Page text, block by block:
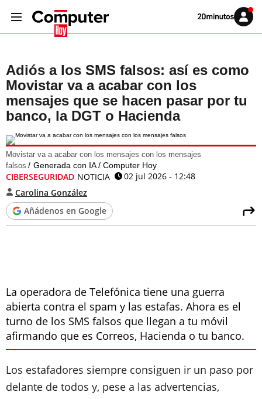
Volver
Iniciar
sesión
Adiós a los SMS falsos: así es como
Movistar va a acabar con los
mensajes que se hacen pasar por tu
banco, la DGT o Hacienda
Movistar va a acabar con los mensajes con los mensajes
falsos
Generada con IA / Computer Hoy
CIBERSEGURIDAD NOTICIA
02 jul 2026 - 12:48
Carolina González
Añádenos en Google
La operadora de Telefónica tiene una guerra
abierta contra el spam y las estafas. Ahora es el
turno de los SMS falsos que llegan a tu móvil
afirmando que es Correos, Hacienda o tu banco.
Los estafadores siempre consiguen ir un paso por
delante de todos y, pese a las advertencias,